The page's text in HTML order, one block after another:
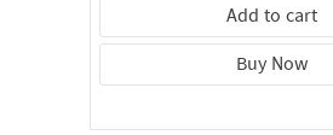
Add to cart
Buy Now